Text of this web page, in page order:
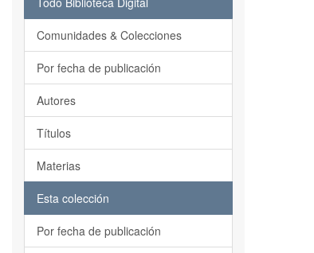
Comunidades & Colecciones
Por fecha de publicación
Autores
Títulos
Materias
Esta colección
Por fecha de publicación